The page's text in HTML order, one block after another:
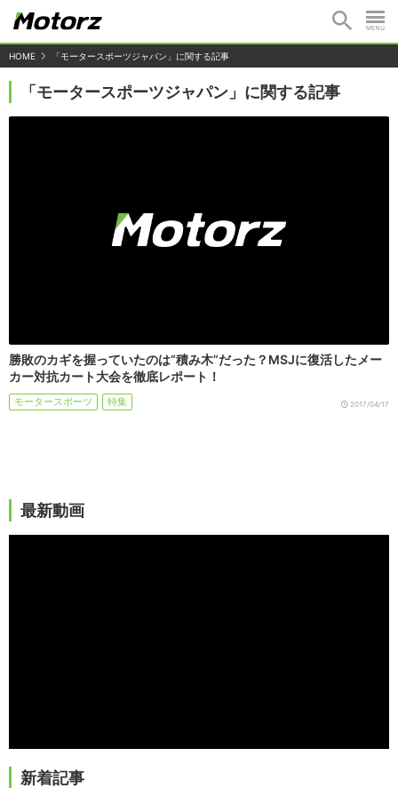
HOME 「モータースポーツジャパン」に関する記事
「モータースポーツジャパン」に関する記事
勝敗のカギを握っていたのは“積み木”だった？MSJに復活したメー
カー対抗カート大会を徹底レポート！
モータースポーツ 特集 2017/04/17
最新動画
新着記事